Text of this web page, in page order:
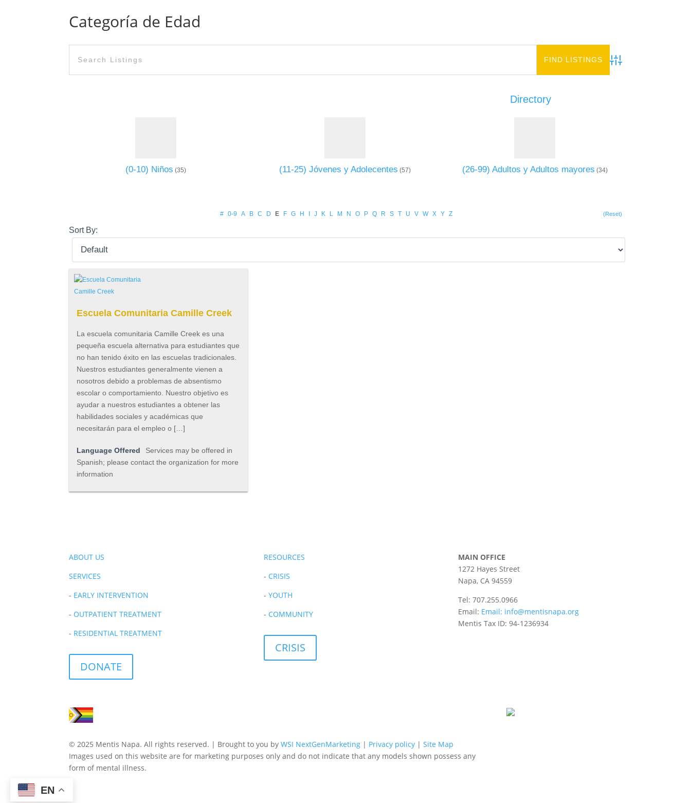
Categoría de Edad
Advanced Search
Directory
(0-10) Niños (35) (11-25) Jóvenes y Adolecentes (57) (26-99) Adultos y Adultos mayores (34)
# 0-9 A B C D E F G H J K L M N O P Q R S T U V W X Y Z (Reset)
Sort By:
Escuela Comunitaria Camille Creek
La escuela comunitaria Camille Creek es una
pequeña escuela alternativa para estudiantes que
no han tenido éxito en las escuelas tradicionales.
Nuestros estudiantes generalmente vienen a
nosotros debido a problemas de absentismo
escolar o comportamiento. Nuestro objetivo es
ayudar a nuestros estudiantes a obtener las
habilidades sociales y académicas que
necesitarán para el empleo o […]
Language Offered
Services may be offered in
Spanish; please contact the organization for more
information
ABOUT US
SERVICES
- EARLY INTERVENTION
- OUTPATIENT TREATMENT
- RESIDENTIAL TREATMENT
DONATE
RESOURCES
- CRISIS
- YOUTH
- COMMUNITY
CRISIS
MAIN OFFICE
1272 Hayes Street
Napa, CA 94559
Tel: 707.255.0966
Email: Email: info@mentisnapa.org
Mentis Tax ID: 94-1236934
© 2025 Mentis Napa. All rights reserved. | Brought to you byWSI NextGenMarketing | Privacy policy |Site Map
Images used on this website are for marketing purposes only and do not indicate that any models shown possess any
form of mental illness.
EN